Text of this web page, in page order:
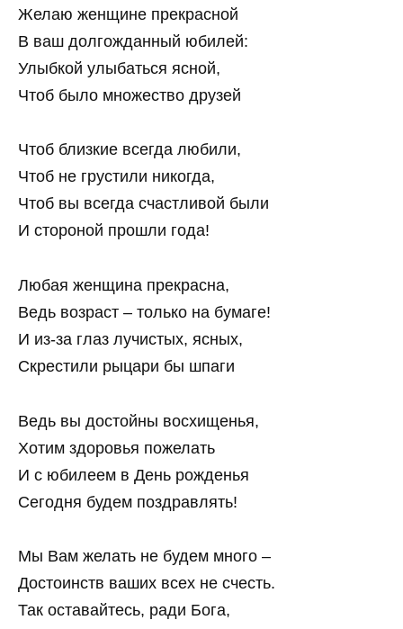
Желаю женщине прекрасной
В ваш долгожданный юбилей:
Улыбкой улыбаться ясной,
Чтоб было множество друзей
Чтоб близкие всегда любили,
Чтоб не грустили никогда,
Чтоб вы всегда счастливой были
И стороной прошли года!
Любая женщина прекрасна,
Ведь возраст – только на бумаге!
И из-за глаз лучистых, ясных,
Скрестили рыцари бы шпаги
Ведь вы достойны восхищенья,
Хотим здоровья пожелать
И с юбилеем в День рожденья
Сегодня будем поздравлять!
Мы Вам желать не будем много –
Достоинств ваших всех не счесть.
Так оставайтесь, ради Бога,